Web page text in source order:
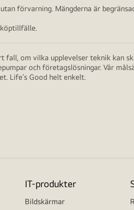
förvarning. Mängderna är
om vilka upplevelser teknik kan
och företagslösningar. Vår
Life’s Good helt enkelt.
IT-produkter
Bildskärmar